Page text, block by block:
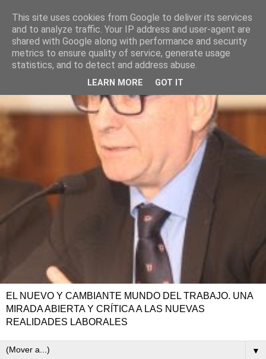
EL NUEVO Y CAMBIANTE MUNDO DEL TRABAJO. UNA
MIRADA ABIERTA Y CRÍTICA A LAS NUEVAS
REALIDADES LABORALES
▼
This site uses cookies from Google to deliver its services
and to analyze traffic. Your IP address and user-agent are
shared with Google along with performance and security
metrics to ensure quality of service, generate usage
statistics, and to detect and address abuse.
LEARN MORE GOT IT